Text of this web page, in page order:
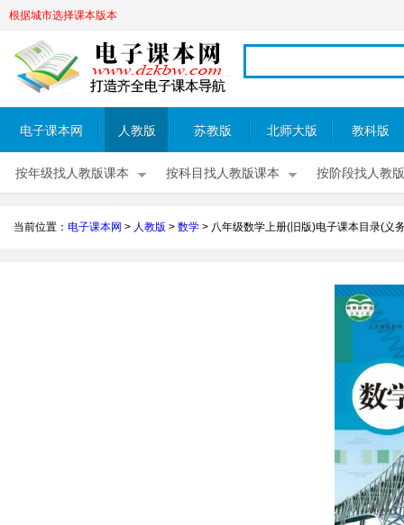
根据城市选择课本版本
电子课本网 人教版 苏教版 北师大版 教科版
按年级找人教版课本 按科目找人教版课本 按阶段找人教
当前位置： 电子课本网 > 人教版 > 数学 > 八年级数学上册(旧版)电子课本目录(义